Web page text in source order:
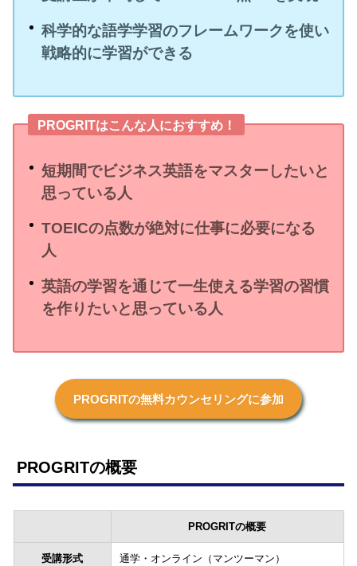
科学的な語学学習のフレームワークを使い
戦略的に学習ができる
PROGRITはこんな人におすすめ！
短期間でビジネス英語をマスターしたいと
思っている人
TOEICの点数が絶対に仕事に必要になる
人
英語の学習を通じて一生使える学習の習慣
を作りたいと思っている人
PROGRITの無料カウンセリングに参加
PROGRITの概要
PROGRITの概要
受講形式 通学・オンライン（マンツーマン）